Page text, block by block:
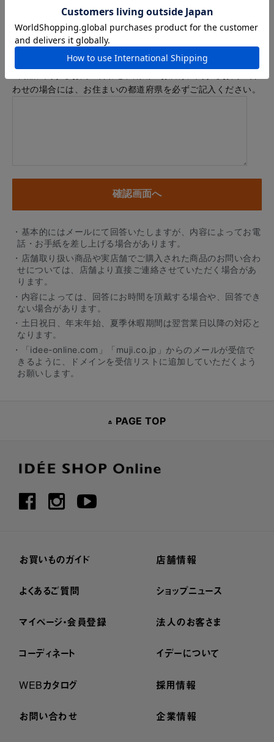
※「.@ (@の前にドット)」、「.. (ドット2つ)」を含むメール
アドレスはご利用いただけません
わせの場合には、お住まいの都道府県を必ずご記入ください。
・基本的にはメールにて回答いたしますが、内容によってお電
話・お手紙を差し上げる場合があります。
・店舗取り扱い商品や実店舗でご購入された商品のお問い合わ
せについては、店舗より直接ご連絡させていただく場合があ
ります。
・内容によっては、回答にお時間を頂戴する場合や、回答でき
ない場合があります。
・土日祝日、年末年始、夏季休暇期間は翌営業日以降の対応と
なります。
・「idee-online.com」「muji.co.jp」からのメールが受信で
きるように、ドメインを受信リストに追加していただくよう
お願いします。
PAGE TOP
お買いものガイド
よくあるご質問
マイページ・会員登録
コーディネート
WEBカタログ
お問い合わせ
店舗情報
ショップニュース
法人のお客さま
イデーについて
採用情報
企業情報